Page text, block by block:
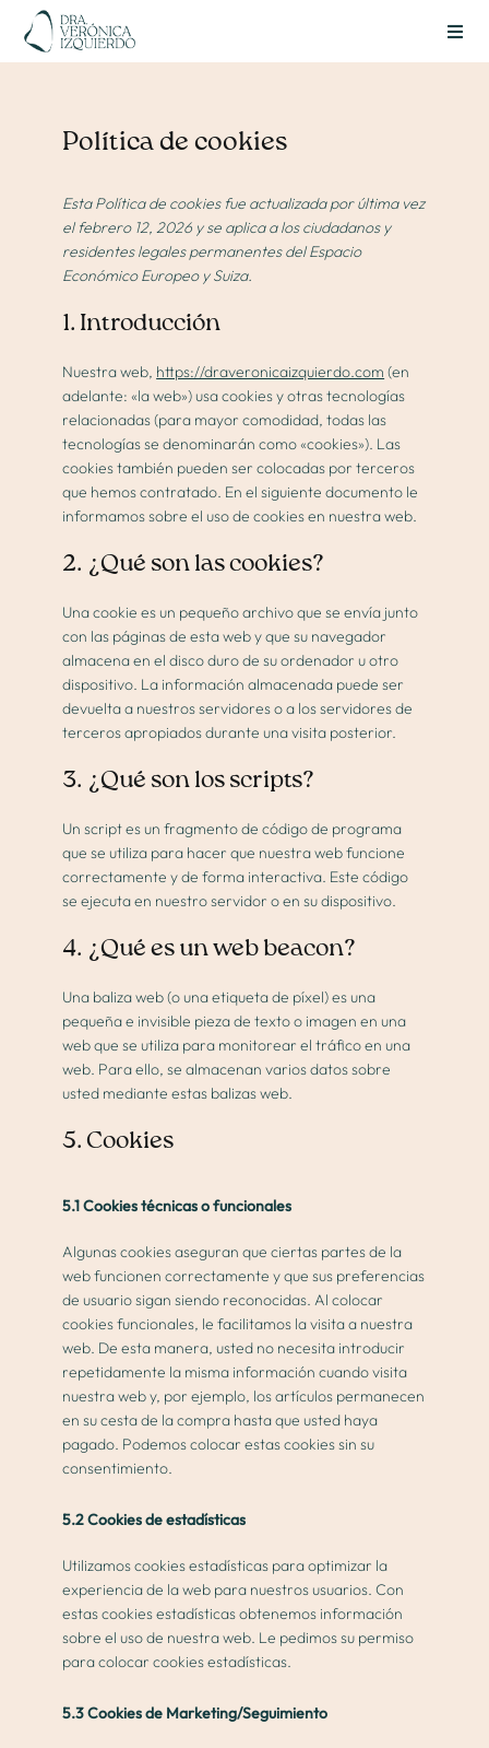
content
Sobre mí
Cirugía plástica
Medicina estética
Proceso
Blog
Contacto
Valoración online
Política de cookies
Esta Política de cookies fue actualizada por última vez
el febrero 12, 2026 y se aplica a los ciudadanos y
residentes legales permanentes del Espacio
Económico Europeo y Suiza.
1. Introducción
Nuestra web, https://draveronicaizquierdo.com (en
adelante: «la web») usa cookies y otras tecnologías
relacionadas (para mayor comodidad, todas las
tecnologías se denominarán como «cookies»). Las
cookies también pueden ser colocadas por terceros
que hemos contratado. En el siguiente documento le
informamos sobre el uso de cookies en nuestra web.
2. ¿Qué son las cookies?
Una cookie es un pequeño archivo que se envía junto
con las páginas de esta web y que su navegador
almacena en el disco duro de su ordenador u otro
dispositivo. La información almacenada puede ser
devuelta a nuestros servidores o a los servidores de
terceros apropiados durante una visita posterior.
3. ¿Qué son los scripts?
Un script es un fragmento de código de programa
que se utiliza para hacer que nuestra web funcione
correctamente y de forma interactiva. Este código
se ejecuta en nuestro servidor o en su dispositivo.
4. ¿Qué es un web beacon?
Una baliza web (o una etiqueta de píxel) es una
pequeña e invisible pieza de texto o imagen en una
web que se utiliza para monitorear el tráfico en una
web. Para ello, se almacenan varios datos sobre
usted mediante estas balizas web.
5. Cookies
5.1 Cookies técnicas o funcionales
Algunas cookies aseguran que ciertas partes de la
web funcionen correctamente y que sus preferencias
de usuario sigan siendo reconocidas. Al colocar
cookies funcionales, le facilitamos la visita a nuestra
web. De esta manera, usted no necesita introducir
repetidamente la misma información cuando visita
nuestra web y, por ejemplo, los artículos permanecen
en su cesta de la compra hasta que usted haya
pagado. Podemos colocar estas cookies sin su
consentimiento.
5.2 Cookies de estadísticas
Utilizamos cookies estadísticas para optimizar la
experiencia de la web para nuestros usuarios. Con
estas cookies estadísticas obtenemos información
sobre el uso de nuestra web. Le pedimos su permiso
para colocar cookies estadísticas.
5.3 Cookies de Marketing/Seguimiento